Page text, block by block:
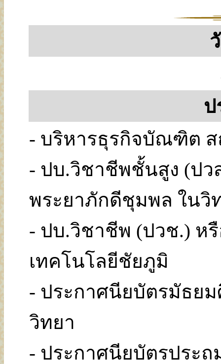
ป
- บริหารธุรกิจบัณฑิต
- ปบ.วิชาชีพชั้นสูง (ปว
พระยาภักดีชุมพล ใน
- ปบ.วิชาชีพ (ปวช.) หรื
เทคโนโลยีชัยภูมิ
- ประกาศนียบัตรมัธย
วิทยา
- ประกาศนียบัตรประ